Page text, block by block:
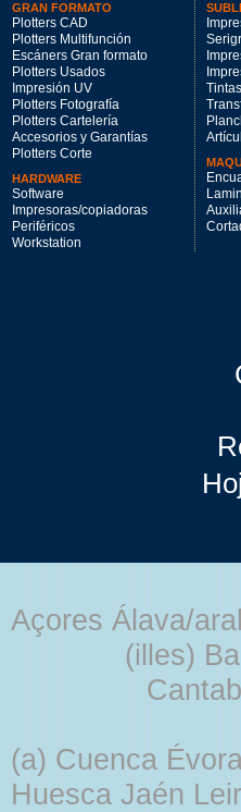
GRAN FORMATO
Plotters CAD
Plotters Multifunción
Escáners Gran formato
Plotters Usados
Impresión UV
Plotters Fotografía
Plotters Cartelería
Accesorios y Garantías
Plotters Corte
HARDWARE
Software
Impresoras/copiadoras
Periféricos
Workstation
Açores Álava/
(illes)
(a) Cuenca
Huesca Jaén